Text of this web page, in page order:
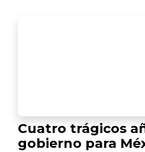
Cuatro trágicos
gobierno para